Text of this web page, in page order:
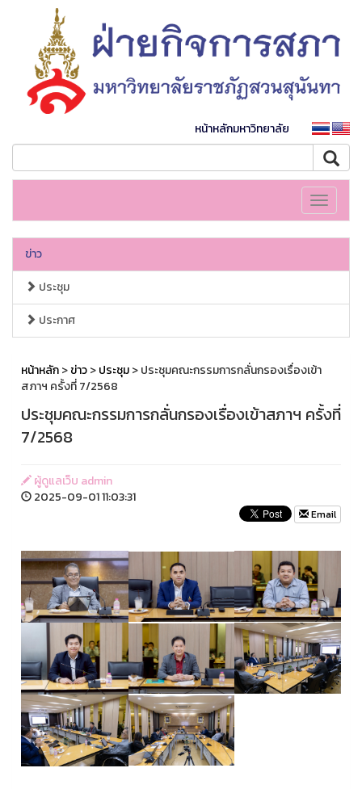
หน้าหลักมหาวิทยาลัย
Toggle
ข่าว
ประชุม
ประกาศ
หน้าหลัก>ข่าว>ประชุม> ประชุมคณะกรรมการกลั่นกรองเรื่องเข้า
สภาฯ ครั้งที่ 7/2568
ประชุมคณะกรรมการกลั่นกรองเรื่องเข้าสภาฯ ครั้งที่
7/2568
ผู้ดูแลเว็บ admin
2025-09-01 11:03:31
Email